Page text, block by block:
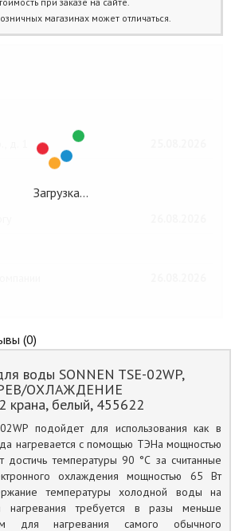
магазинах может отличаться.
Загрузка…
(0)
воды SONNEN TSE-02WP,
ОХЛАЖДЕНИЕ
белый, 455622
подойдет для использования как в
нагревается с помощью ТЭНа мощностью
достичь температуры 90 °С за считанные
охлаждения мощностью 65 Вт
температуры холодной воды на
требуется в разы меньше
для нагревания самого обычного